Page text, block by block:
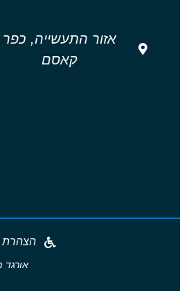
אזור התעשייה, כפר
קאסם
הצהרת
אורגד